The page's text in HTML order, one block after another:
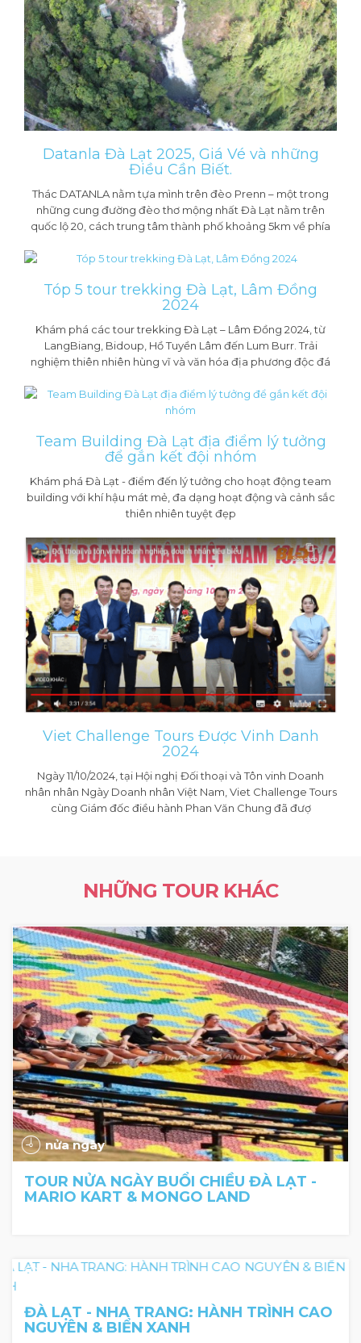
Datanla Đà Lạt 2025, Giá Vé và những
Điều Cần Biết.
Thác DATANLA nằm tựa mình trên đèo Prenn – một trong
những cung đường đèo thơ mộng nhất Đà Lạt nằm trên
quốc lộ 20, cách trung tâm thành phố khoảng 5km về phía
Tóp 5 tour trekking Đà Lạt, Lâm Đồng
2024
Khám phá các tour trekking Đà Lạt – Lâm Đồng 2024, từ
LangBiang, Bidoup, Hồ Tuyền Lâm đến Lum Burr. Trải
nghiệm thiên nhiên hùng vĩ và văn hóa địa phương độc đá
Team Building Đà Lạt địa điểm lý tưởng
để gắn kết đội nhóm
Khám phá Đà Lạt - điểm đến lý tưởng cho hoạt động team
building với khí hậu mát mẻ, đa dạng hoạt động và cảnh sắc
thiên nhiên tuyệt đẹp
Viet Challenge Tours Được Vinh Danh
2024
Ngày 11/10/2024, tại Hội nghị Đối thoại và Tôn vinh Doanh
nhân nhân Ngày Doanh nhân Việt Nam, Viet Challenge Tours
cùng Giám đốc điều hành Phan Văn Chung đã đượ
NHỮNG TOUR KHÁC
nửa ngày
TOUR NỬA NGÀY BUỔI CHIỀU ĐÀ LẠT -
MARIO KART & MONGO LAND
6N5Đ
ĐÀ LẠT - NHA TRANG: HÀNH TRÌNH CAO
NGUYÊN & BIỂN XANH